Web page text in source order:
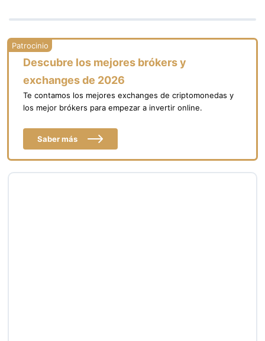
Descubre los mejores brókers y
exchanges de 2026
Te contamos los mejores exchanges de criptomonedas y
los mejor brókers para empezar a invertir online.
Saber más